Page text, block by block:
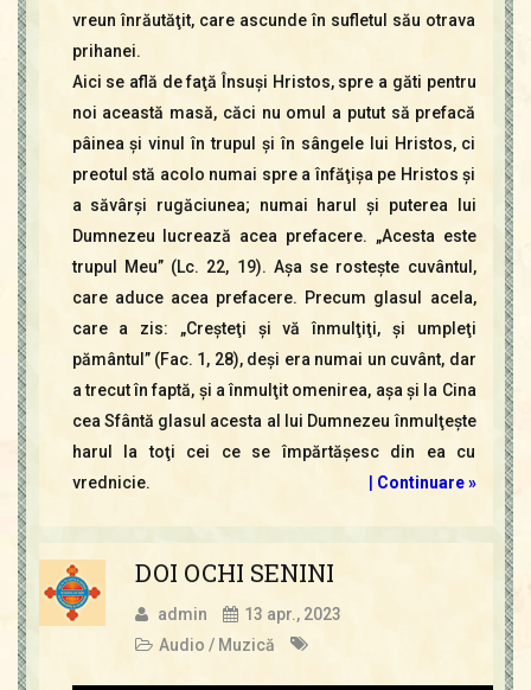
vreun înrăutăţit, care ascunde în sufletul său otrava
prihanei.
Aici se află de faţă Însuşi Hristos, spre a găti pentru
noi această masă, căci nu omul a putut să prefacă
pâinea şi vinul în trupul şi în sângele lui Hristos, ci
preotul stă acolo numai spre a înfăţişa pe Hristos şi
a săvârşi rugăciunea; numai harul şi puterea lui
Dumnezeu lucrează acea prefacere. „Acesta este
trupul Meu” (Lc. 22, 19). Aşa se rosteşte cuvântul,
care aduce acea prefacere. Precum glasul acela,
care a zis: „Creşteţi şi vă înmulţiţi, şi umpleţi
pământul” (Fac. 1, 28), deşi era numai un cuvânt, dar
a trecut în faptă, şi a înmulţit omenirea, aşa şi la Cina
cea Sfântă glasul acesta al lui Dumnezeu înmulţeşte
harul la toţi cei ce se împărtăşesc din ea cu
vrednicie.
| Continuare »
DOI OCHI SENINI
admin
13 apr., 2023
Audio / Muzică